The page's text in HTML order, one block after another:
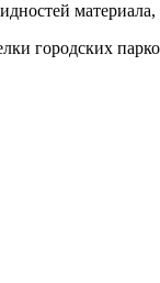
городских